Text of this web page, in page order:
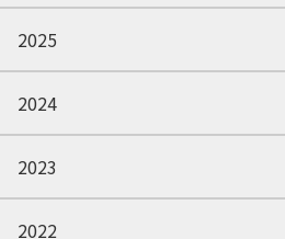
2025
2024
2023
2022